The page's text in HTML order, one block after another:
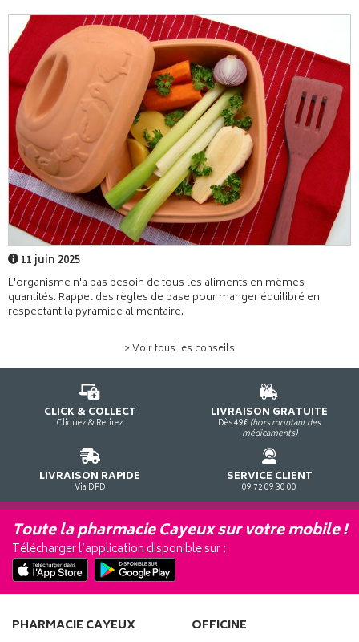
11 juin 2025
L'organisme n'a pas besoin de tous les aliments en mêmes
quantités. Rappel des règles de base pour manger équilibré en
respectant la pyramide alimentaire.
> Voir tous les conseils
CLICK & COLLECT
Cliquez & Retirez
LIVRAISON GRATUITE
Dès 49€ (hors montant des
médicaments)
LIVRAISON RAPIDE
Via DPD
SERVICE CLIENT
09 72 09 30 00
Toute la pharmacie Cayeux sur votre mobile !
Télécharger l’application disponible sur :
PHARMACIE CAYEUX OFFICINE